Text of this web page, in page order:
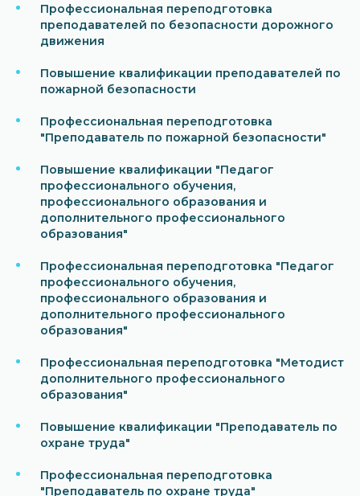
Профессиональная переподготовка
преподавателей по безопасности дорожного
движения
Повышение квалификации преподавателей по
пожарной безопасности
Профессиональная переподготовка
"Преподаватель по пожарной безопасности"
Повышение квалификации "Педагог
профессионального обучения,
профессионального образования и
дополнительного профессионального
образования"
Профессиональная переподготовка "Педагог
профессионального обучения,
профессионального образования и
дополнительного профессионального
образования"
Профессиональная переподготовка "Методист
дополнительного профессионального
образования"
Повышение квалификации "Преподаватель по
охране труда"
Профессиональная переподготовка
"Преподаватель по охране труда"